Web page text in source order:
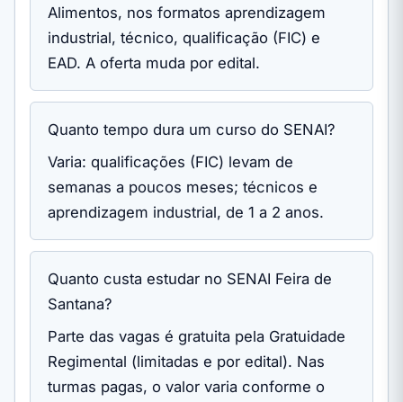
Alimentos, nos formatos aprendizagem
industrial, técnico, qualificação (FIC) e
EAD. A oferta muda por edital.
Quanto tempo dura um curso do SENAI?
Varia: qualificações (FIC) levam de
semanas a poucos meses; técnicos e
aprendizagem industrial, de 1 a 2 anos.
Quanto custa estudar no SENAI Feira de
Santana?
Parte das vagas é gratuita pela Gratuidade
Regimental (limitadas e por edital). Nas
turmas pagas, o valor varia conforme o